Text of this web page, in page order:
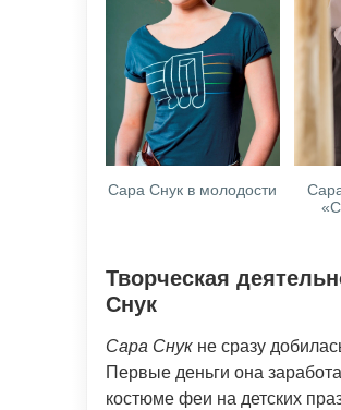
Сара Снук в молодости
Творческая
Снук
Сара Снук не сразу
Первые деньги она
костюме феи на детских